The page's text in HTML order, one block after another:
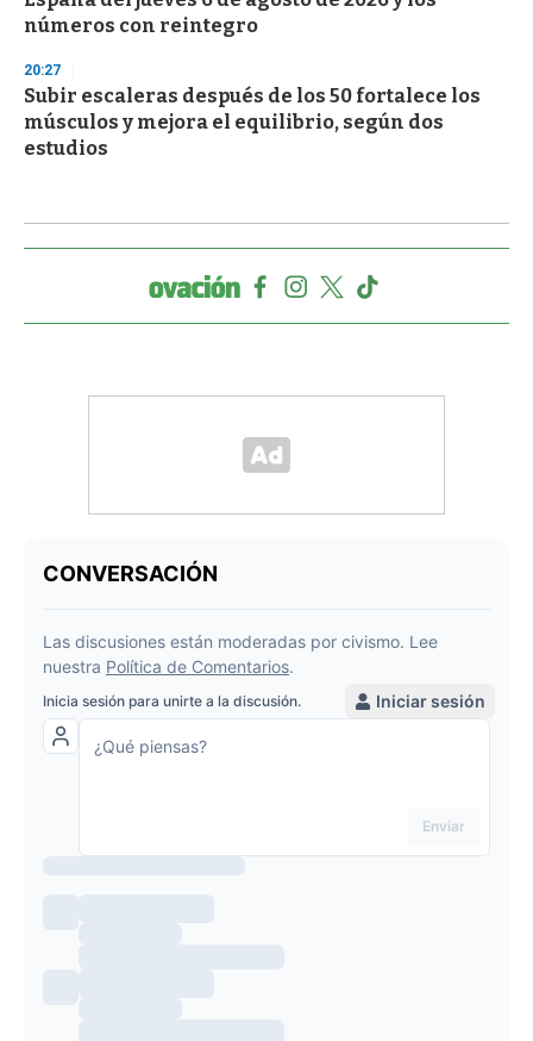
números con reintegro
20:27
Subir escaleras después de los 50 fortalece los
músculos y mejora el equilibrio, según dos
estudios